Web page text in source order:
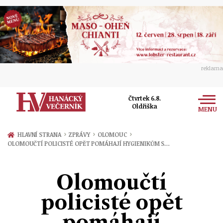
reklama
Čtvrtek 6.8.
Oldřiška
MENU
Zprávy
Ekonomika
Společnost
HLAVNÍ STRANA › ZPRÁVY › OLOMOUC ›
OLOMOUČTÍ POLICISTÉ OPĚT POMÁHAJÍ HYGIENIKŮM S…
Olomoučtí
policisté opět